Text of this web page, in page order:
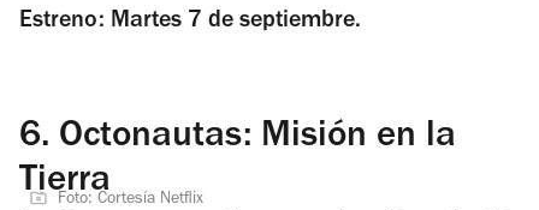
Estreno: Martes 7 de septiembre.
6. Octonautas: Misión en la
Tierra
Foto: Cortesía Netflix